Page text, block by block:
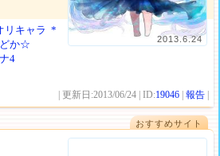
2013.6.24
リキャラ *
か☆
4
| 更新日:2013/06/24 | ID:19046 |報告
おすすめサイト